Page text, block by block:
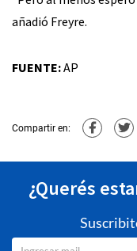
añadió Freyre.
FUENTE:AP
Compartir en:
¿Querés